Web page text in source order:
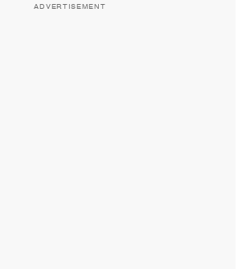
ADVERTISEMENT